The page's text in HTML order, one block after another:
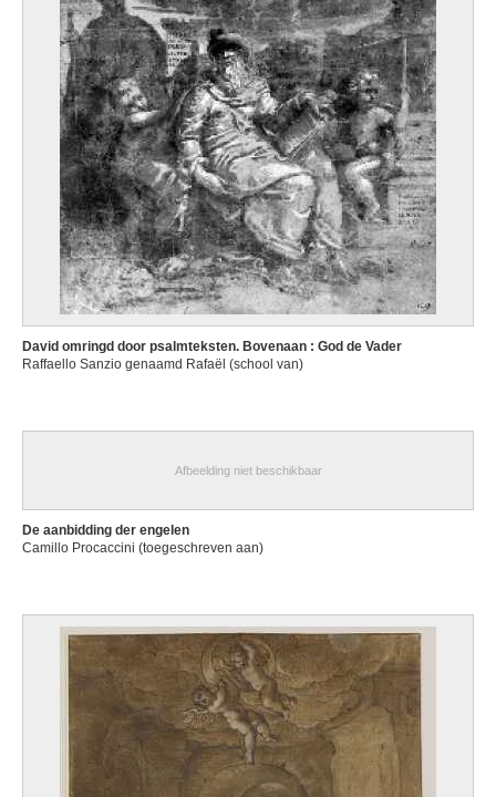
David omringd door psalmteksten. Bovenaan : God de Vader
Raffaello Sanzio genaamd Rafaël (school van)
Afbeelding niet beschikbaar
De aanbidding der engelen
Camillo Procaccini (toegeschreven aan)